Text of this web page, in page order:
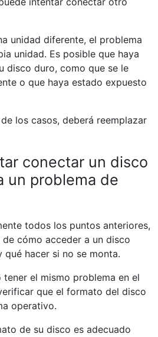
unidad diferente, el problema
unidad. Es posible que haya
disco duro, como que se le
o que haya estado expuesto
los casos, deberá reemplazar
conectar un disco
un problema de
todos los puntos anteriores,
cómo acceder a un disco
hacer si no se monta.
tener el mismo problema en el
que el formato del disco
operativo.
de su disco es adecuado